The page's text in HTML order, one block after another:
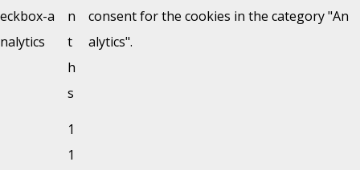
eckbox-a
nalytics
n
t
h
s
consent for the cookies in the category "An
alytics".
1
1